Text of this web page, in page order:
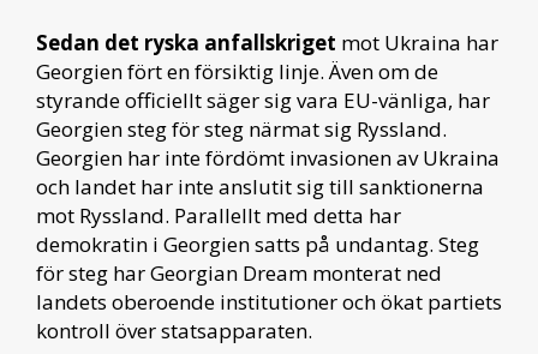
Sedan det ryska anfallskriget mot Ukraina har
Georgien fört en försiktig linje. Även om de
styrande officiellt säger sig vara EU-vänliga, har
Georgien steg för steg närmat sig Ryssland.
Georgien har inte fördömt invasionen av Ukraina
och landet har inte anslutit sig till sanktionerna
mot Ryssland. Parallellt med detta har
demokratin i Georgien satts på undantag. Steg
för steg har Georgian Dream monterat ned
landets oberoende institutioner och ökat partiets
kontroll över statsapparaten.